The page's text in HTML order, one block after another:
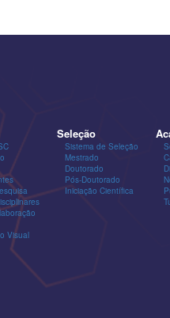
Visual
Seleção
Sistema de Seleção
Mestrado
Doutorado
Pós-Doutorado
Iniciação Científica